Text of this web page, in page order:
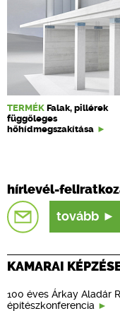
TERMÉK Falak, pillérek
függőleges
hőhídmegszakítása
hírlevél-
tovább
KAMARAI
100 éves Árkay Aladár
építészkonferencia